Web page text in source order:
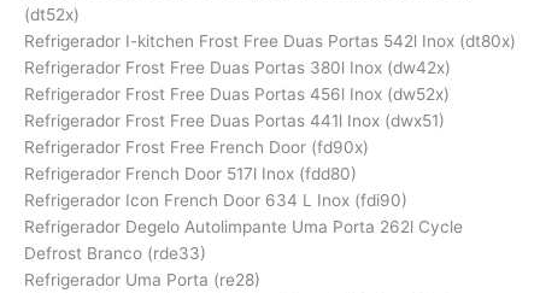
(dt52x)
Refrigerador I-kitchen Frost Free Duas Portas 542l Inox (dt80x)
Refrigerador Frost Free Duas Portas 380l Inox (dw42x)
Refrigerador Frost Free Duas Portas 456l Inox (dw52x)
Refrigerador Frost Free Duas Portas 441l Inox (dwx51)
Refrigerador Frost Free French Door (fd90x)
Refrigerador French Door 517l Inox (fdd80)
Refrigerador Icon French Door 634 L Inox (fdi90)
Refrigerador Degelo Autolimpante Uma Porta 262l Cycle
Defrost Branco (rde33)
Refrigerador Uma Porta (re28)